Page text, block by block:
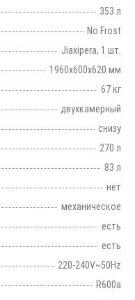
353 л
No Frost
Jiaxipera, 1 шт.
1960х600х620 мм
67 кг
двухкамерный
снизу
270 л
83 л
нет
механическое
есть
есть
220-240V~50Hz
R600а